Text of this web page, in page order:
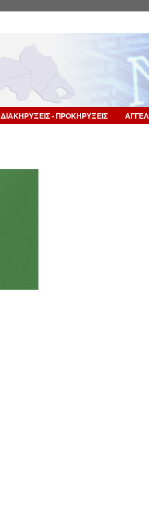
ΔΙΑΚΗΡΥΞΕΙΣ - ΠΡΟΚΗΡΥΞΕΙΣ